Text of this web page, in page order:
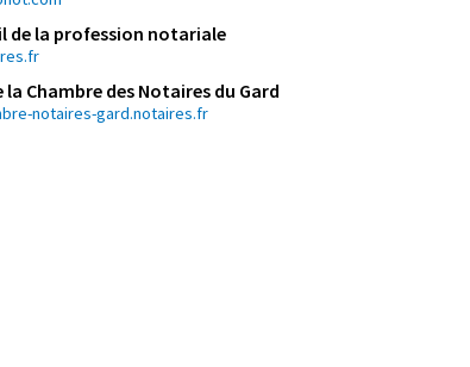
de la profession notariale
la Chambre des Notaires du Gard
notaires-gard.notaires.fr